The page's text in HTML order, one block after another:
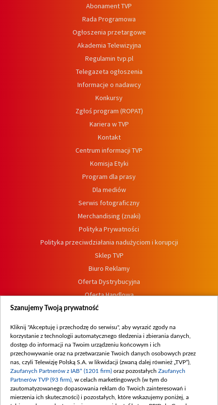
Abonament TVP
Rada Programowa
Ogłoszenia przetargowe
Akademia Telewizyjna
Regulamin tvp.pl
Telegazeta ogłoszenia
Informacje o nadawcy
Konkursy
Zgłoś program (ROPAT)
Kariera w TVP
Kontakt
Centrum informacji TVP
Komisja Etyki
Program dla prasy
Dla mediów
Serwis fotograficzny
Merchandising (znaki)
Polityka Prywatności
Polityka przeciwdziałania nadużyciom i korupcji
Sklep TVP
Biuro Reklamy
Oferta Dystrybucyjna
Oferta Handlowa
Dostępność
Procedura zgłoszeń wewnętrznych
Szanujemy Twoją prywatność
Kliknij "Akceptuję i przechodzę do serwisu", aby wyrazić zgody na
korzystanie z technologii automatycznego śledzenia i zbierania danych,
dostęp do informacji na Twoim urządzeniu końcowym i ich
przechowywanie oraz na przetwarzanie Twoich danych osobowych przez
nas, czyli Telewizję Polską S.A. w likwidacji (zwaną dalej również „TVP”),
Zaufanych Partnerów z IAB* (1201 firm) oraz pozostałych Zaufanych
Partnerów TVP (93 firm) , w celach marketingowych (w tym do
zautomatyzowanego dopasowania reklam do Twoich zainteresowań i
mierzenia ich skuteczności) i pozostałych, które wskazujemy poniżej, a